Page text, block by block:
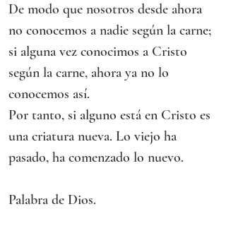
De modo que nosotros desde ahora
no conocemos a nadie según la carne;
si alguna vez conocimos a Cristo
según la carne, ahora ya no lo
conocemos así.
Por tanto, si alguno está en Cristo es
una criatura nueva. Lo viejo ha
pasado, ha comenzado lo nuevo.
Palabra de Dios.